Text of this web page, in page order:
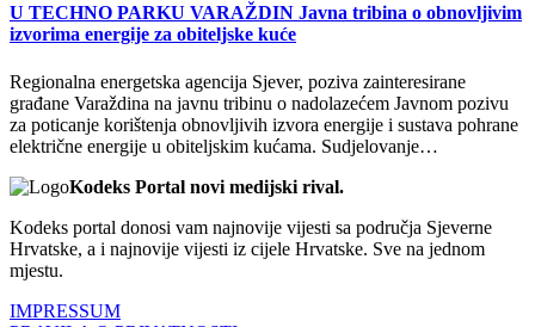
U TECHNO PARKU VARAŽDIN Javna tribina o obnovljivim
izvorima energije za obiteljske kuće
Regionalna energetska agencija Sjever, poziva zainteresirane
građane Varaždina na javnu tribinu o nadolazećem Javnom pozivu
za poticanje korištenja obnovljivih izvora energije i sustava pohrane
električne energije u obiteljskim kućama. Sudjelovanje…
Kodeks Portal novi medijski rival.
Kodeks portal donosi vam najnovije vijesti sa područja Sjeverne
Hrvatske, a i najnovije vijesti iz cijele Hrvatske. Sve na jednom
mjestu.
IMPRESSUM